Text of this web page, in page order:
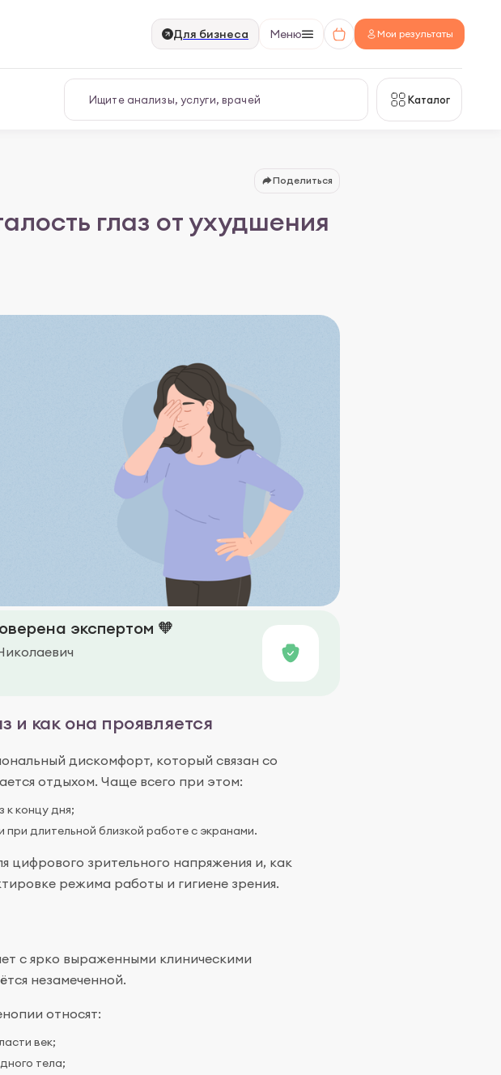
Для бизнеса Меню Мои результаты
Каталог
Поделиться
глаз от ухудшения
экспертом 🧡
и как она проявляется
дискомфорт, который связан со
отдыхом. Чаще всего при этом:
к концу дня;
при длительной близкой работе с экранами.
цифрового зрительного напряжения и, как
режима работы и гигиене зрения.
с ярко выраженными клиническими
незамеченной.
относят:
век;
тела;